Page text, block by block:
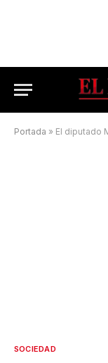
Portada » El diputado
SOCIEDAD